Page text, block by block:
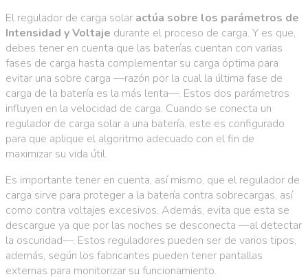
El regulador de carga solar actúa sobre los parámetros de
Intensidad y Voltaje durante el proceso de carga. Y es que,
debes tener en cuenta que las baterías cuentan con varias
fases de carga hasta complementar su carga óptima para
evitar una sobre carga —razón por la cual la última fase de
carga de la batería es la más lenta—. Estos dos parámetros
influyen en la velocidad de carga. Cuando se conecta un
regulador de carga solar a una batería, este es configurado
para que aplique el algoritmo adecuado con el fin de
maximizar su vida útil.
Es importante tener en cuenta, así mismo, que el regulador de
carga sirve para proteger a la batería contra sobrecargas, así
como contra voltajes excesivos. Además, evita que esta se
descargue ya que por las noches se desconecta —al detectar
la oscuridad—. Estos reguladores pueden ser de varios tipos,
además, según los fabricantes pueden tener pantallas
externas para monitorizar su funcionamiento.